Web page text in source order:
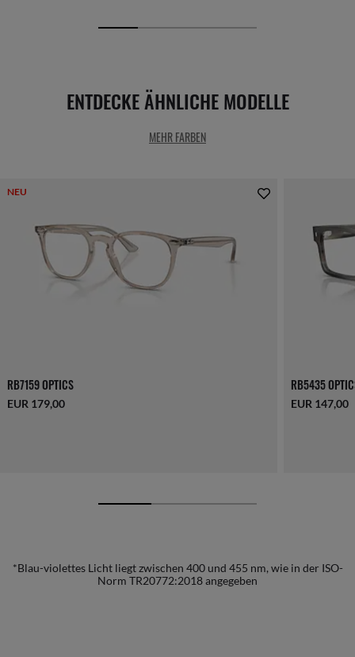
ENTDECKE ÄHNLICHE MODELLE
MEHR FARBEN
NEU
RB7159 OPTICS
EUR 179,00
RB5435
EUR 147,00
*Blau-violettes Licht liegt zwischen 400 und 455 nm, wie in der ISO-
Norm TR20772:2018 angegeben